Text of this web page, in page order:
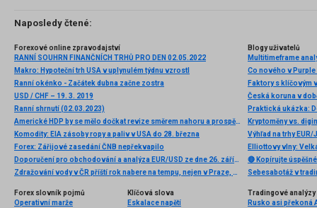
Naposledy čtené:
Forexové online zpravodajství
RANNÍ SOUHRN FINANČNÍCH TRHŮ PRO DEN 02.05.2022
Makro: Hypoteční trh USA v uplynulém týdnu vzrostl
Ranní okénko - Začátek dubna začne zostra
USD / CHF – 19. 3. 2019
Ranní shrnutí (02.03.2023)
Americké HDP by se mělo dočkat revize směrem nahoru a prospět dolaru
Komodity: EIA zásoby ropy a paliv v USA do 28. března
Forex: Zářijové zasedání ČNB nepřekvapilo
Doporučení pro obchodování a analýza EUR/USD ze dne 26. září. Euro zpomaluje, a to už je dobré znamení
Zdražování vody v ČR příští rok nabere na tempu, nejen v Praze, některá města zvažují zastropování její ceny. Důraz na šetření vodou lze čekat spíše od žen než od mužů
Blogy uživatelů
Multitimeframe
Co nového v Purple
Faktory s klíčovým
Česká koruna v
Praktická ukázka:
Kryptoměny vs.
Výhľad na trhy EUR/
🔴 Kopírujte
Forex slovník pojmů
Operativní marže
Klíčová slova
Eskalace napětí
Tradingové analýzy
Rusko asi překoná